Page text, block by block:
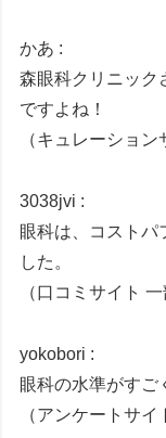
かあ :
森眼科クリニック
ですよね！
（キュレーション
3038jvi :
眼科は、コストパ
した。
（口コミサイト
yokobori :
眼科の水準がす
（アンケートサイ